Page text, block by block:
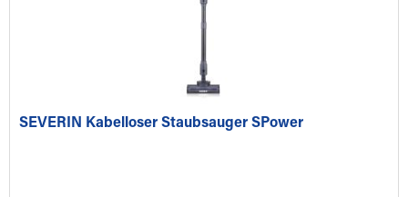
SEVERIN Kabelloser Staubsauger SPower